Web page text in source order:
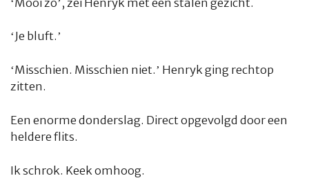
‘Je bluft.’
‘Misschien. Misschien niet.’ Henryk ging rechtop
zitten.
Een enorme donderslag. Direct opgevolgd door een
heldere flits.
Ik schrok. Keek omhoog.